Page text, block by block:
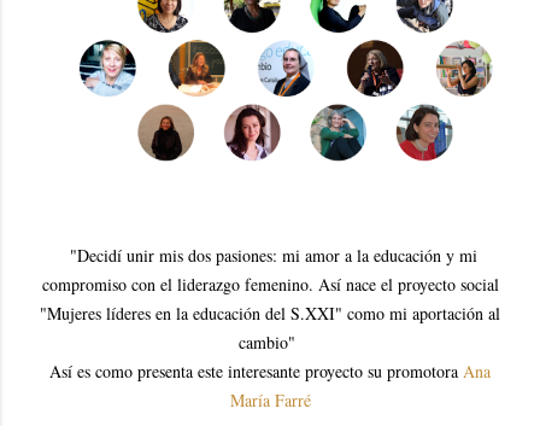
"Decidí unir mis dos pasiones: mi amor a la educación y mi
compromiso con el liderazgo femenino. Así nace el proyecto social
"Mujeres líderes en la educación del S.XXI" como mi aportación al
cambio"
Así es como presenta este interesante proyecto su promotora Ana
María Farré